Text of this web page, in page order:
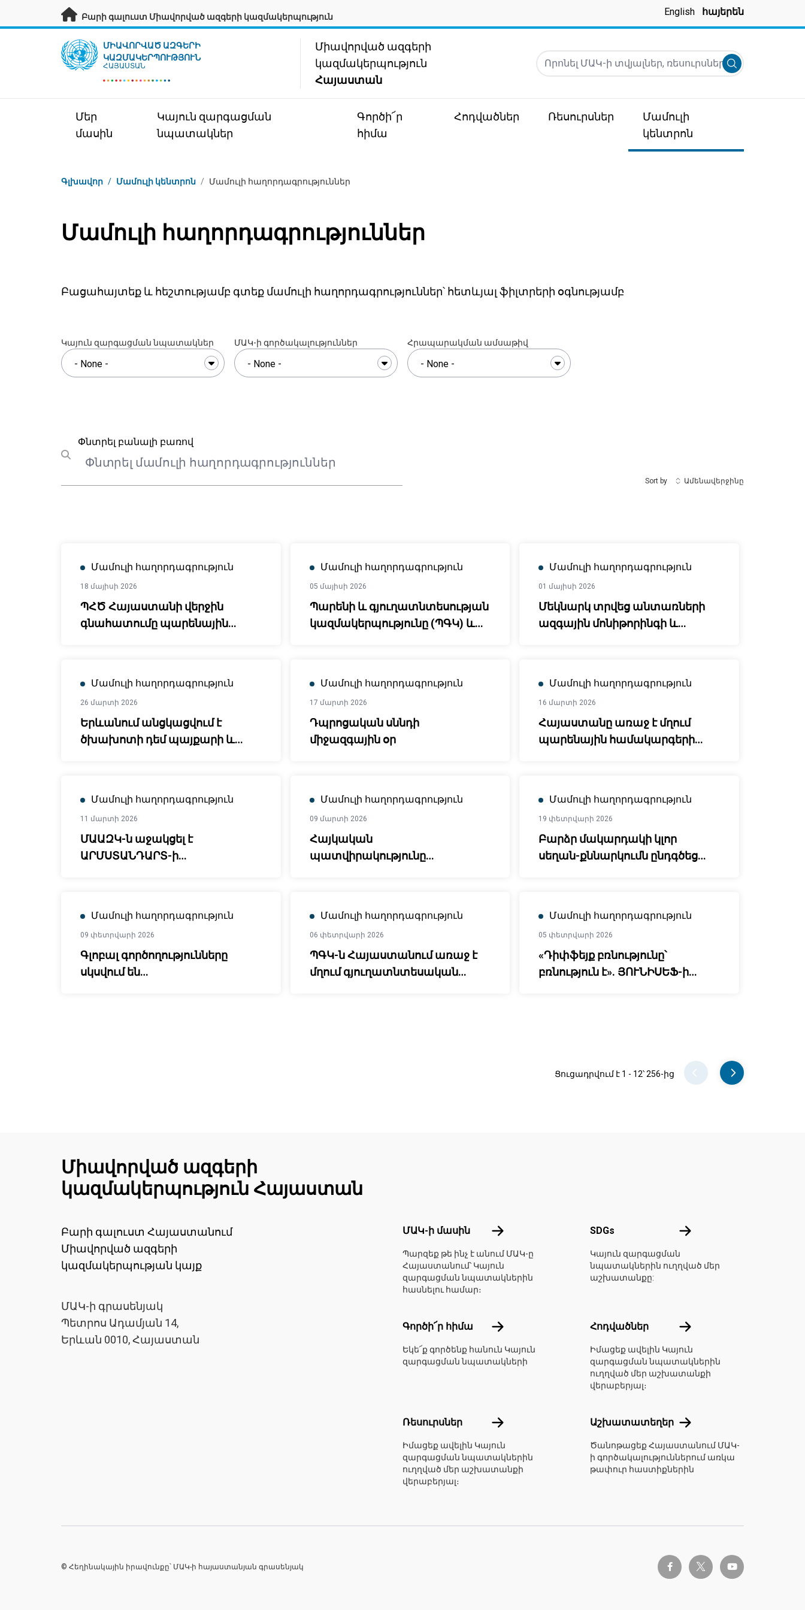
Անցնել հիմնական բովանդակությանը
Բարի գալուստ Միավորված ազգերի կազմակերպություն English հայերեն
UN Logo
ՄԻԱՎՈՐՎԱԾ ԱԶԳԵՐԻ
ԿԱԶՄԱԿԵՐՊՈՒԹՅՈՒՆ
ՀԱՅԱՍՏԱՆ
Միավորված ազգերի
կազմակերպություն
Հայաստան
Որոնել ՄԱԿ-ի տվյալներ, ռեսուրսներ, նորություններ և
Submit search
Մեր
մասին
Կայուն զարգացման
նպատակներ
Գործի՜ր
հիմա
Հոդվածներ Ռեսուրսներ
Մամուլի
կենտրոն
Կայքում գտնվելու վայրը
Գլխավոր / Մամուլի կենտրոն / Մամուլի հաղորդագրություններ
Մամուլի հաղորդագրություններ
Բացահայտեք և հեշտությամբ գտեք մամուլի հաղորդագրություններ՝ հետևյալ ֆիլտրերի օգնությամբ
Կայուն զարգացման նպատակներ ՄԱԿ-ի գործակալություններ Հրապարակման ամսաթիվ
Submit search
Փնտրել բանալի բառով
Sort by Ամենավերջինը
Մամուլի հաղորդագրություն
18 մայիսի 2026
ՊՀԾ Հայաստանի վերջին
գնահատումը պարենային
գործողությունների
առաջնահերթ ոլորտները
Մամուլի հաղորդագրություն
05 մայիսի 2026
Պարենի և գյուղատնտեսության
կազմակերպությունը (ՊԳԿ) և
թվականների Երկրի
գործընկերության շրջանակը՝
գյուղատնտեսական
պարենային համակարգերի
Մամուլի հաղորդագրություն
01 մայիսի 2026
Մեկնարկ տրվեց անտառների
ազգային մոնիթորինգի և
դիմակայունությունն ու կայուն
զարգացումն ամրապնդելու
նպատակով
Մամուլի հաղորդագրություն
26 մարտի 2026
Երևանում անցկացվում է
ծխախոտի դեմ պայքարի և
Մամուլի հաղորդագրություն
17 մարտի 2026
Դպրոցական սննդի
միջազգային օր
Մամուլի հաղորդագրություն
16 մարտի 2026
Հայաստանը առաջ է մղում
պարենային համակարգերի
ուղղությամբ ջանքերն ազգային
կոնվերգենցիայի
նախաձեռնության
շրջանակներում
Մամուլի հաղորդագրություն
11 մարտի 2026
ՄԱԱԶԿ-ն աջակցել է
ԱՐՄՍՏԱՆԴԱՐՏ-ի
Մամուլի հաղորդագրություն
09 մարտի 2026
Հայկական
պատվիրակությունը
Մամուլի հաղորդագրություն
19 փետրվարի 2026
Բարձր մակարդակի կլոր
սեղան-քննարկումն ընդգծեց
կենսաբազմազանության
ազգային
ռազմավարություններում և
գործողությունների ծրագրային
Մամուլի հաղորդագրություն
09 փետրվարի 2026
Գլոբալ գործողությունները
սկսվում են
Մամուլի հաղորդագրություն
06 փետրվարի 2026
ՊԳԿ-ն Հայաստանում առաջ է
մղում գյուղատնտեսական
Մամուլի հաղորդագրություն
05 փետրվարի 2026
«Դիփֆեյք բռնությունը՝
բռնություն է». ՅՈՒՆԻՍԵՖ-ի
Pager
Ցուցադրվում է 1 - 12՝ 256-ից
Միավորված ազգերի
կազմակերպություն Հայաստան
Բարի գալուստ Հայաստանում
Միավորված ազգերի
կազմակերպության կայք
ՄԱԿ-ի գրասենյակ
Պետրոս Ադամյան 14,
Երևան 0010, Հայաստան
ՄԱԿ-ի մասին ՄԱԿ-ի մասին
Պարզեք թե ինչ է անում ՄԱԿ-ը
Հայաստանում՝ Կայուն
զարգացման նպատակներին
հասնելու համար։
SDGs SDGs
Կայուն զարգացման
նպատակներին ուղղված մեր
աշխատանքը:
Գործի՜ր հիմա Գործի՜ր հիմա
Եկե՜ք գործենք հանուն Կայուն
զարգացման նպատակների
Հոդվածներ Հոդվածներ
Իմացեք ավելին Կայուն
զարգացման նպատակներին
ուղղված մեր աշխատանքի
վերաբերյալ։
Ռեսուրսներ Ռեսուրսներ
Իմացեք ավելին Կայուն
զարգացման նպատակներին
ուղղված մեր աշխատանքի
վերաբերյալ։
Աշխատատեղեր Աշխատատեղեր
Ծանոթացեք Հայաստանում ՄԱԿ-
ի գործակալություններում առկա
թափուր հաստիքներին
facebook-ftwitter-x youtube
© Հեղինակային իրավունքը՝ ՄԱԿ-ի հայաստանյան գրասենյակ